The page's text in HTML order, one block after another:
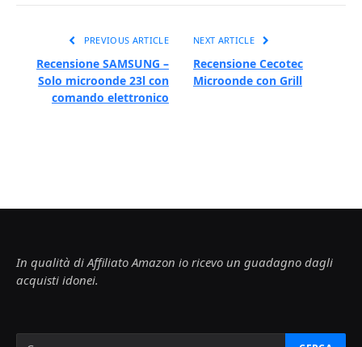
PREVIOUS ARTICLE
Recensione SAMSUNG –
Solo microonde 23l con
comando elettronico
NEXT ARTICLE
Recensione Cecotec
Microonde con Grill
In qualità di Affiliato Amazon io ricevo un guadagno dagli
acquisti idonei.